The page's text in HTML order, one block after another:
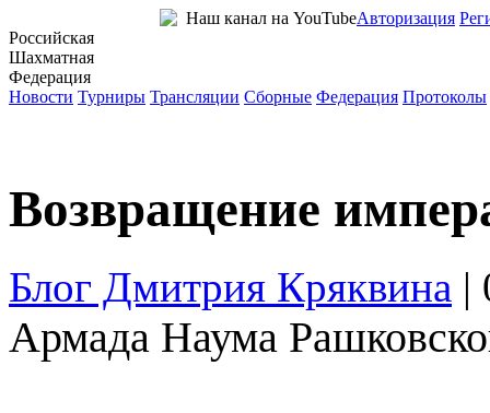
Авторизация
Наш канал на YouTube
Российская
Шахматная
Федерация
Новости Турниры Трансляции Сборные Федерация Протоколы
Возвращение
Блог Дмитрия Кряквина |
Армада Наума